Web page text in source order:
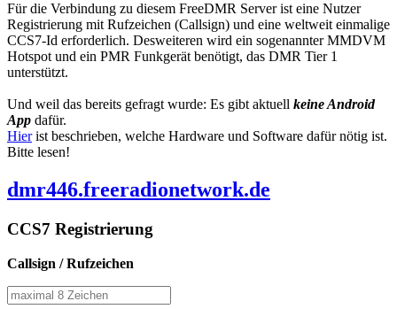
Für die Verbindung zu diesem FreeDMR Server ist eine Nutzer
Registrierung mit Rufzeichen (Callsign) und eine weltweit einmalige
CCS7-Id erforderlich. Desweiteren wird ein sogenannter MMDVM
Hotspot und ein PMR Funkgerät benötigt, das DMR Tier 1
unterstützt.
Und weil das bereits gefragt wurde: Es gibt aktuell keine Android
App dafür.
Hierist beschrieben, welche Hardware und Software dafür nötig ist.
Bitte lesen!
dmr446.freeradionetwork.de
CCS7 Registrierung
Callsign / Rufzeichen